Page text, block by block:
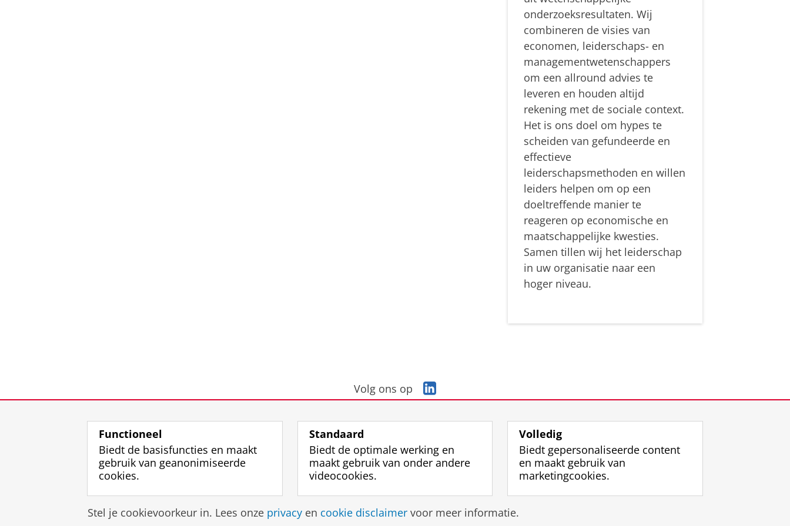
onderzoeksresultaten. Wij
combineren de visies van
economen, leiderschaps- en
managementwetenschappers
om een allround advies te
leveren en houden altijd
rekening met de sociale context.
Het is ons doel om hypes te
scheiden van gefundeerde en
effectieve
leiderschapsmethoden en willen
leiders helpen om op een
doeltreffende manier te
reageren op economische en
maatschappelijke kwesties.
Samen tillen wij het leiderschap
in uw organisatie naar een
hoger niveau.
Volg ons op
i
d
I
a
Disclaimer & Copyright Privacy Cookies Inloggen
Functioneel
Biedt de basisfuncties en maakt
gebruik van geanonimiseerde
cookies.
Standaard
Biedt de optimale werking en
maakt gebruik van onder andere
videocookies.
Volledig
Biedt gepersonaliseerde content
en maakt gebruik van
marketingcookies.
Stel je cookievoorkeur in. Lees onze privacy en cookie disclaimer voor meer informatie.